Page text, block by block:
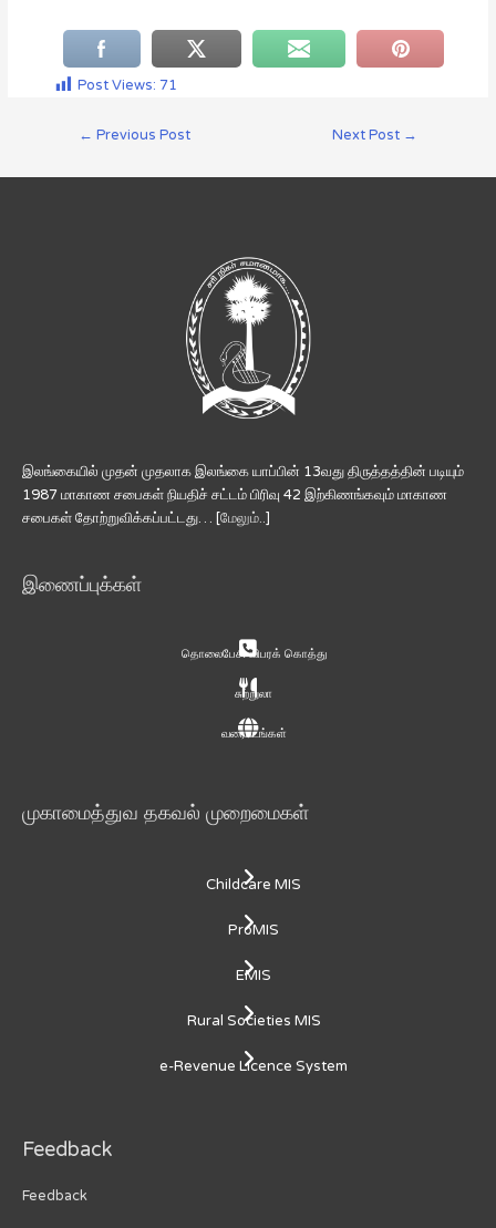
Post Views: 71
← Previous Post Next Post →
இலங்கையில் முதன் முதலாக இலங்கை யாப்பின் 13வது திருத்தத்தின் படியும்
1987 மாகாண சபைகள் நியதிச் சட்டம் பிரிவு 42 இற்கிணங்கவும் மாகாண
சபைகள் தோற்றுவிக்கப்பட்டது… [மேலும்..]
இணைப்புக்கள்
தொலைபேசி விபரக் கொத்து
சுற்றுலா
வரைபடங்கள்
முகாமைத்துவ தகவல் முறைமைகள்
Childcare MIS
ProMIS
EMIS
Rural Societies MIS
e-Revenue Licence System
Feedback
Feedback